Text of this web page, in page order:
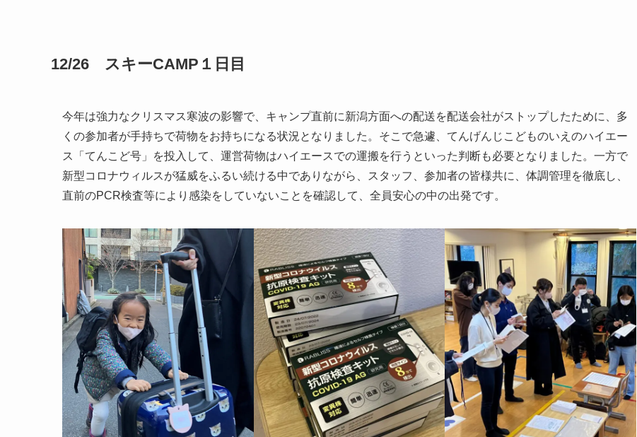
12/26 スキーCAMP１日目
今年は強力なクリスマス寒波の影響で、キャンプ直前に新潟方面への配送を配送会社がストップしたために、多
くの参加者が手持ちで荷物をお持ちになる状況となりました。そこで急遽、てんげんじこどものいえのハイエー
ス「てんこど号」を投入して、運営荷物はハイエースでの運搬を行うといった判断も必要となりました。一方で
新型コロナウィルスが猛威をふるい続ける中でありながら、スタッフ、参加者の皆様共に、体調管理を徹底し、
直前のPCR検査等により感染をしていないことを確認して、全員安心の中の出発です。